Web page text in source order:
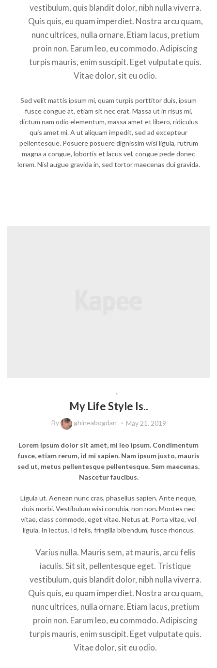
vestibulum, quis blandit dolor, nibh nulla viverra.
Quis quis, eu quam imperdiet. Nostra arcu quam,
nunc ultrices, nulla ornare. Etiam lacus, pretium
proin non. Earum leo, eu commodo. Adipiscing
turpis mauris, enim suscipit. Eget vulputate quis.
Vitae dolor, sit eu odio.
Sed velit mattis ipsum mi, quam turpis porttitor duis, ipsum
fusce congue at, etiam sit nec erat. Massa ut in risus mi,
dictum nam odio elementum, massa amet et libero, ridiculus
quis amet mi. A ut aliquam impedit, sed ad excepteur
pellentesque. Posuere posuere dignissim wisi ligula, rutrum
magna a congue, lobortis et lacus vel, congue pede donec
lorem. Nisl augue gravida in, sed tortor maecenas dui gravida.
My Life Style Is..
By ghineabogdan May 21, 2019
Lorem ipsum dolor sit amet, mi leo ipsum. Condimentum
fusce, etiam rerum, id mi sapien. Nam ipsum justo, mauris
sed ut, metus pellentesque pellentesque. Sem maecenas.
Nascetur faucibus.
Ligula ut. Aenean nunc cras, phasellus sapien. Ante neque,
duis morbi. Vestibulum wisi conubia, non non. Montes nec
vitae, class commodo, eget vitae. Netus at. Porta vitae, vel
ligula. In lectus. Id felis, fringilla bibendum, fusce rhoncus.
Varius nulla. Mauris sem, at mauris, arcu felis
iaculis. Sit sit, pellentesque eget. Tristique
vestibulum, quis blandit dolor, nibh nulla viverra.
Quis quis, eu quam imperdiet. Nostra arcu quam,
nunc ultrices, nulla ornare. Etiam lacus, pretium
proin non. Earum leo, eu commodo. Adipiscing
turpis mauris, enim suscipit. Eget vulputate quis.
Vitae dolor, sit eu odio.